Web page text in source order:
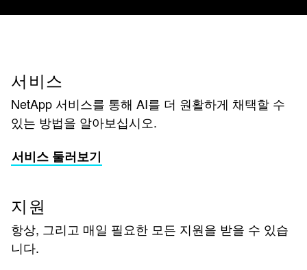
서비스
NetApp 서비스를 통해 AI를 더 원활하게 채택할 수
있는 방법을 알아보십시오.
서비스 둘러보기
지원
항상, 그리고 매일 필요한 모든 지원을 받을 수 있습
니다.